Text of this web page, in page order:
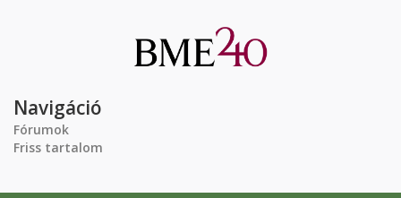
Navigáció
Fórumok
Friss tartalom